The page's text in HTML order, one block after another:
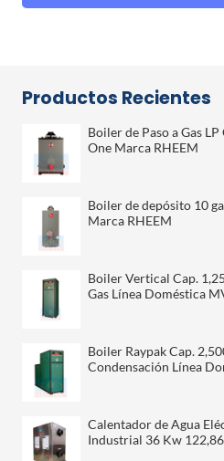
Productos Recientes
Boiler de Paso a Gas
One Marca RHEEM
Boiler de depósito 10
Marca RHEEM
Boiler Vertical Cap.
Gas Línea Doméstica
Boiler Raypak Cap.
Condensación Línea
Calentador de Agua
Industrial 36 Kw